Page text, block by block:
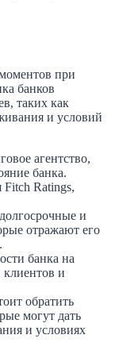
при
банков
таких как
и условий
агентство,
банка.
Ratings,
и
отражают его
банка на
и
обратить
могут дать
и условиях